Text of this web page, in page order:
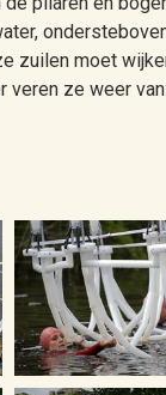
zuilen moet
veren ze weer